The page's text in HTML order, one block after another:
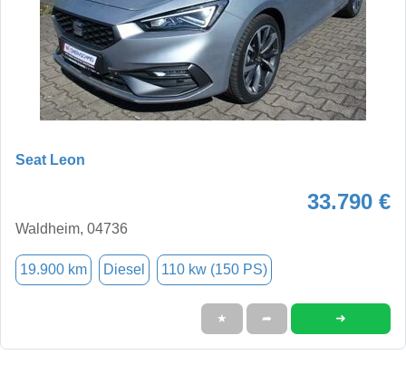
Seat Leon
33.790 €
Waldheim, 04736
19.900 km Diesel 110 kw (150 PS)
★ ➦ ➜